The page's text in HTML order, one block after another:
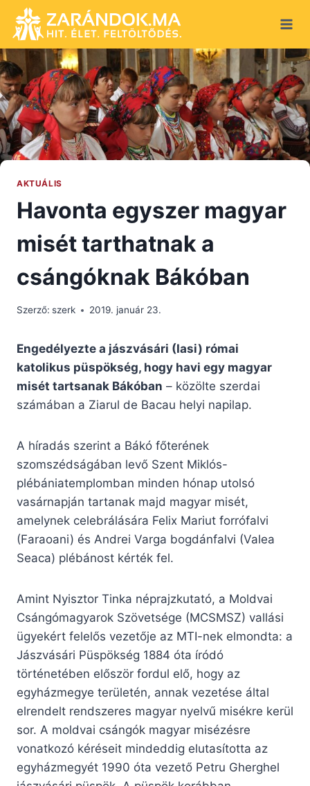
content
AKTUÁLIS
Havonta egyszer magyar
misét tarthatnak a
csángóknak Bákóban
Szerző: szerk 2019. január 23.
Engedélyezte a jászvásári (Iasi) római
katolikus püspökség, hogy havi egy magyar
misét tartsanak Bákóban – közölte szerdai
számában a Ziarul de Bacau helyi napilap.
A híradás szerint a Bákó főterének
szomszédságában levő Szent Miklós-
plébániatemplomban minden hónap utolsó
vasárnapján tartanak majd magyar misét,
amelynek celebrálására Felix Mariut forrófalvi
(Faraoani) és Andrei Varga bogdánfalvi (Valea
Seaca) plébánost kérték fel.
Amint Nyisztor Tinka néprajzkutató, a Moldvai
Csángómagyarok Szövetsége (MCSMSZ) vallási
ügyekért felelős vezetője az MTI-nek elmondta: a
Jászvásári Püspökség 1884 óta íródó
történetében először fordul elő, hogy az
egyházmegye területén, annak vezetése által
elrendelt rendszeres magyar nyelvű misékre kerül
sor. A moldvai csángók magyar misézésre
vonatkozó kéréseit mindeddig elutasította az
egyházmegyét 1990 óta vezető Petru Gherghel